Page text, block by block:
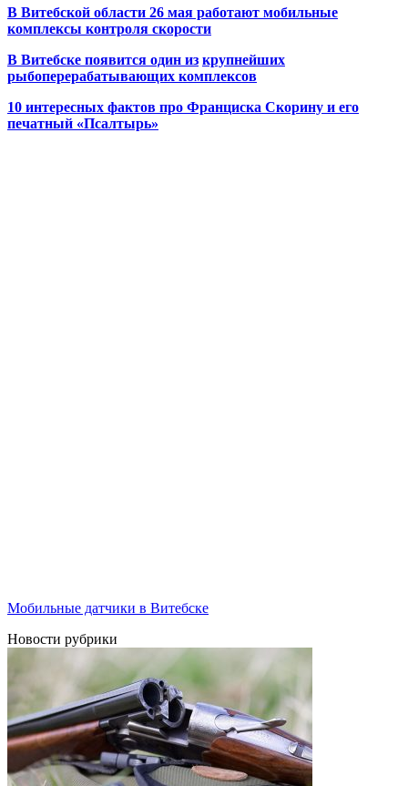
В Витебской области 26 мая работают мобильные
комплексы контроля скорости
В Витебске появится один из крупнейших
рыбоперерабатывающих комплексов
10 интересных фактов про Франциска Скорину и его
печатный «Псалтырь»
Мобильные датчики в Витебске
Новости рубрики